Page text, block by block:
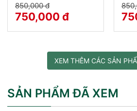
850,000 đ
750,000 đ
XEM THÊM CÁC SẢN
SẢN PHẨM ĐÃ XEM